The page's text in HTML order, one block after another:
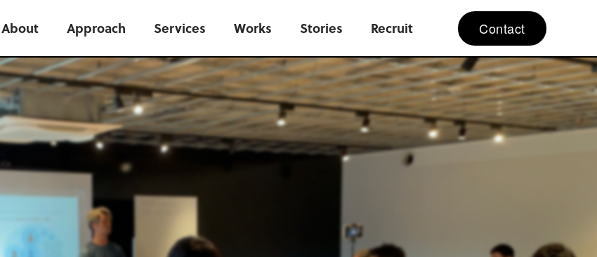
About Approach Services Works Stories Recruit Contact